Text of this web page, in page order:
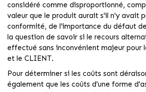
considéré comme disproportionné,
valeur que le produit aurait s'il n'y avait
conformité, de l'importance du défaut
la question de savoir si le recours
effectué sans inconvénient majeur pour
et le CLIENT.
Pour déterminer si les coûts sont
également que les coûts d'une forme